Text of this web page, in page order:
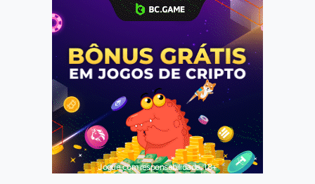
Jogue com responsabilidade. 18+